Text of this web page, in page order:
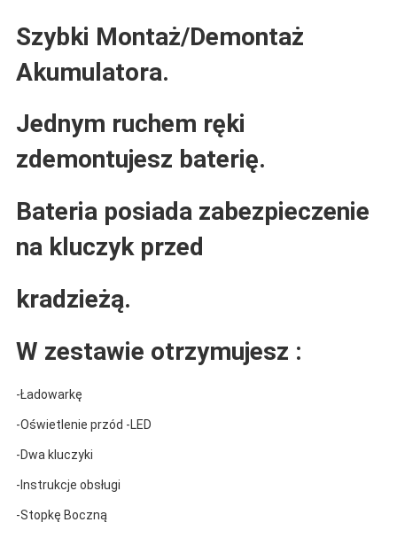
Szybki Montaż/Demontaż
Akumulatora.
Jednym ruchem ręki
zdemontujesz baterię.
Bateria posiada zabezpieczenie
na kluczyk przed
kradzieżą.
W zestawie otrzymujesz :
-Ładowarkę
-Oświetlenie przód -LED
-Dwa kluczyki
-Instrukcje obsługi
-Stopkę Boczną